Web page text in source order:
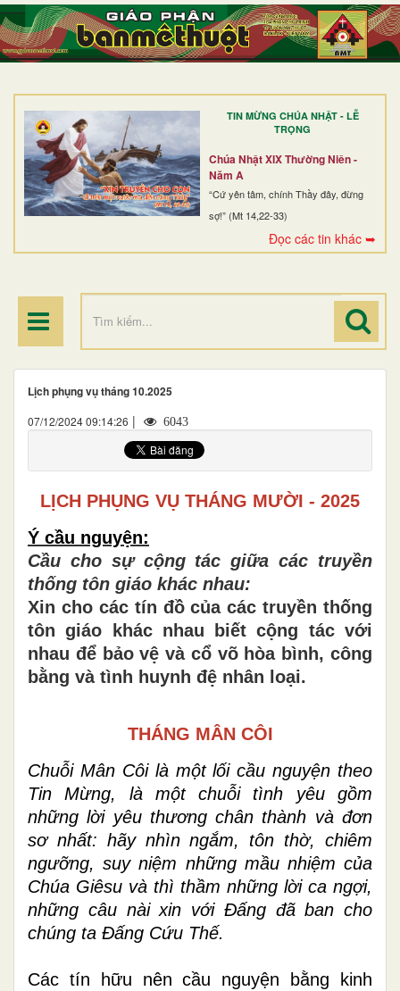
TIN MỪNG CHÚA NHẬT - LỄ
TRỌNG
Chúa Nhật XIX Thường Niên -
Năm A
“Cứ yên tâm, chính Thầy đây, đừng
sợ!” (Mt 14,22-33)
Đọc các tin khác ➥
TRANG NHẤT
GIỚI THIỆU
DÒNG TU
BAN MỤC VỤ
ĐOÀN THỂ CG
Lịch phụng vụ tháng 10.2025
07/12/2024 09:14:26 | 6043
LỊCH PHỤNG VỤ THÁNG MƯỜI - 2025
Ý cầu nguyện:
Cầu cho sự cộng tác giữa các truyền
thống tôn giáo khác nhau:
Xin cho các tín đồ của các truyền thống
tôn giáo khác nhau biết cộng tác với
nhau để bảo vệ và cổ võ hòa bình, công
bằng và tình huynh đệ nhân loại.
THÁNG MÂN CÔI
Chuỗi Mân Côi là một lối cầu nguyện theo
Tin Mừng, là một chuỗi tình yêu gồm
những lời yêu thương chân thành và đơn
sơ nhất: hãy nhìn ngắm, tôn thờ, chiêm
ngưỡng, suy niệm những mầu nhiệm của
Chúa Giêsu và thì thầm những lời ca ngợi,
những câu nài xin với Đấng đã ban cho
chúng ta Đấng Cứu Thế.
Các tín hữu nên cầu nguyện bằng kinh